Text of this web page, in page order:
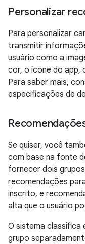
Personalizar
Para personalizar
transmitir
usuário como a
cor, o ícone do
Para saber mais,
especificações de
Se quiser, você
com base na fonte
fornecer dois
recomendações
inscrito, e
alta que o usuário
O sistema classifica
grupo